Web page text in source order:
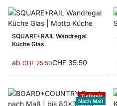
SQUARE+RAIL Wandregal
Küche Glas
ab CHF 25.50CHF 35.50
Tiefpreis
Nach Maß